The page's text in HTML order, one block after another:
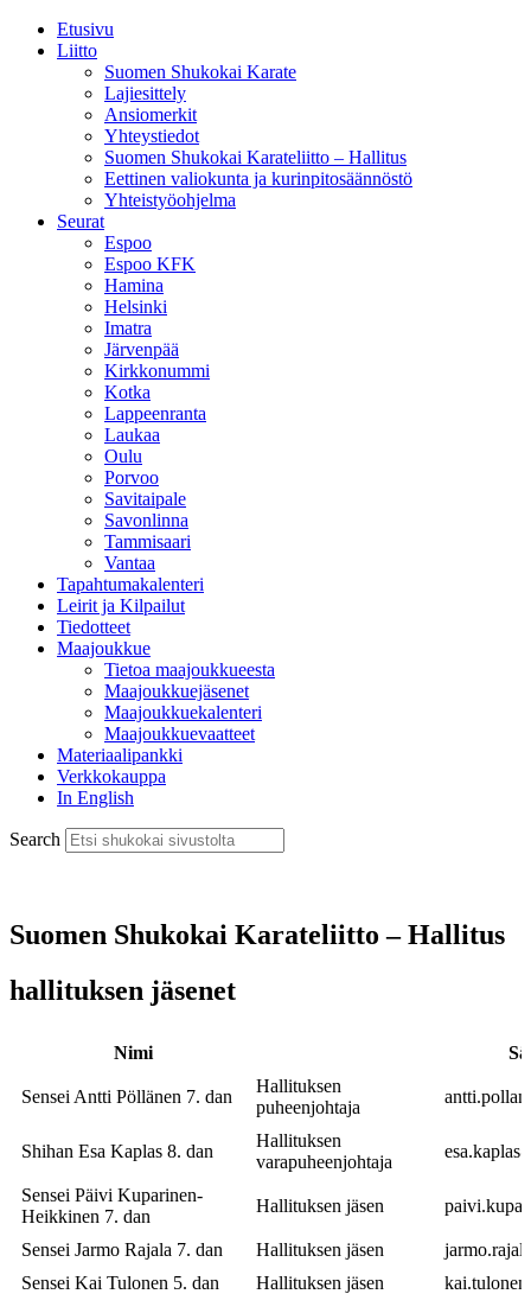
Etusivu
Liitto
Suomen Shukokai Karate
Lajiesittely
Ansiomerkit
Yhteystiedot
Suomen Shukokai Karateliitto – Hallitus
Eettinen valiokunta ja kurinpitosäännöstö
Yhteistyöohjelma
Seurat
Espoo
Espoo KFK
Hamina
Helsinki
Imatra
Järvenpää
Kirkkonummi
Kotka
Lappeenranta
Laukaa
Oulu
Porvoo
Savitaipale
Savonlinna
Tammisaari
Vantaa
Tapahtumakalenteri
Leirit ja Kilpailut
Tiedotteet
Maajoukkue
Tietoa maajoukkueesta
Maajoukkuejäsenet
Maajoukkuekalenteri
Maajoukkuevaatteet
Materiaalipankki
Verkkokauppa
In English
Search
Suomen Shukokai Karateliitto – Hallitus
hallituksen jäsenet
Nimi
Sensei Antti Pöllänen 7. dan
Hallituksen
puheenjohtaja
Shihan Esa Kaplas 8. dan
Hallituksen
varapuheenjohtaja
Sensei Päivi Kuparinen-
Heikkinen 7. dan
Hallituksen jäsen
Sensei Jarmo Rajala 7. dan Hallituksen jäsen
Sensei Kai Tulonen 5. dan
Hallituksen jäsen